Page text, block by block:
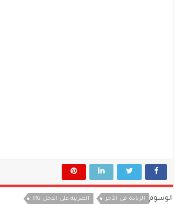
الوسوم الزيادة في الأجر الضريبة على الدخل IRG